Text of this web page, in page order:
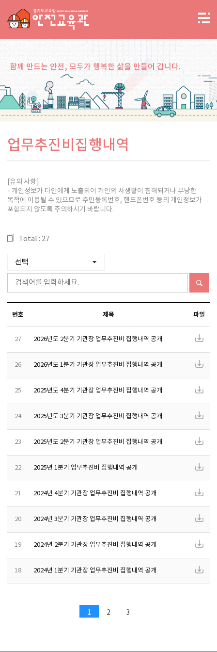
함께 만드는 안전, 모두가 행복한 삶을 만들어 갑니다.
업무추진비집행내역
[유의 사항]
- 개인정보가 타인에게 노출되어 개인의 사생활이 침해되거나 부당한
목적에 이용될 수 있으므로 주민등록번호, 핸드폰번호 등의 개인정보가
포함되지 않도록 주의하시기 바랍니다.
Total : 27
번호 제목 파일
27 2026년도 2분기 기관장 업무추진비 집행내역 공개
26 2026년도 1분기 기관장 업무추진비 집행내역 공개
25 2025년도 4분기 기관장 업무추진비 집행내역 공개
24 2025년도 3분기 기관장 업무추진비 집행내역 공개
23 2025년도 2분기 기관장 업무추진비 집행내역 공개
22 2025년 1분기 업무추진비 집행내역 공개
21 2024년 4분기 기관장 업무추진비 집행내역 공개
20 2024년 3분기 기관장 업무추진비 집행내역 공개
19 2024년 2분기 기관장 업무추진비 집행내역 공개
18 2024년 1분기 기관장 업무추진비 집행내역 공개
1 2 3